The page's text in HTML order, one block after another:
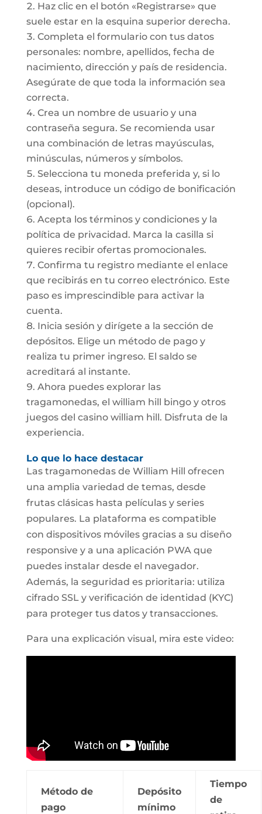
Haz clic en el botón «Registrarse» que
suele estar en la esquina superior derecha.
Completa el formulario con tus datos
personales: nombre, apellidos, fecha de
nacimiento, dirección y país de residencia.
Asegúrate de que toda la información sea
correcta.
Crea un nombre de usuario y una
contraseña segura. Se recomienda usar
una combinación de letras mayúsculas,
minúsculas, números y símbolos.
Selecciona tu moneda preferida y, si lo
deseas, introduce un código de bonificación
(opcional).
Acepta los términos y condiciones y la
política de privacidad. Marca la casilla si
quieres recibir ofertas promocionales.
Confirma tu registro mediante el enlace
que recibirás en tu correo electrónico. Este
paso es imprescindible para activar la
cuenta.
Inicia sesión y dirígete a la sección de
depósitos. Elige un método de pago y
realiza tu primer ingreso. El saldo se
acreditará al instante.
Ahora puedes explorar las
tragamonedas, el william hill bingo y otros
juegos del casino william hill. Disfruta de la
experiencia.
Lo que lo hace destacar
Las tragamonedas de William Hill ofrecen
una amplia variedad de temas, desde
frutas clásicas hasta películas y series
populares. La plataforma es compatible
con dispositivos móviles gracias a su diseño
responsive y a una aplicación PWA que
puedes instalar desde el navegador.
Además, la seguridad es prioritaria: utiliza
cifrado SSL y verificación de identidad (KYC)
para proteger tus datos y transacciones.
Para una explicación visual, mira este video:
Método de
pago
Depósito
mínimo
Tiempo
de